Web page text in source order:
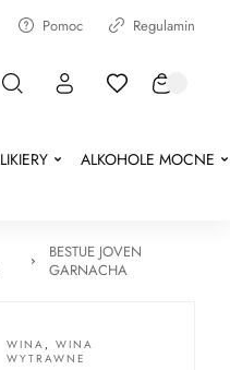
Pomoc Regulamin
LIKIERY ALKOHOLE MOCNE
BESTUE JOVEN
GARNACHA
WINA , WINA
WYTRAWNE